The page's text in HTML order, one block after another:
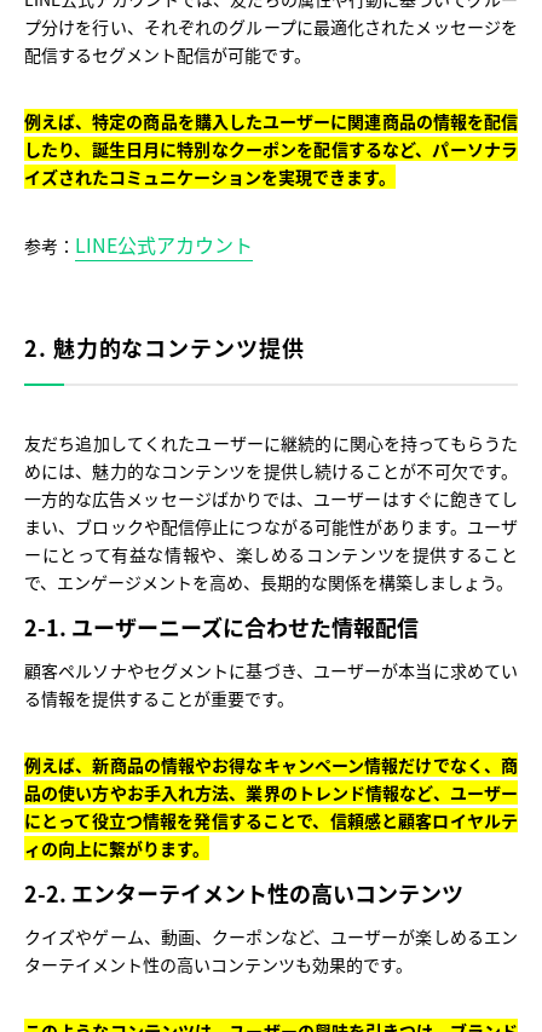
プ分けを行い、それぞれのグループに最適化されたメッセージを
配信するセグメント配信が可能です。
例えば、特定の商品を購入したユーザーに関連商品の情報を配信
したり、誕生日月に特別なクーポンを配信するなど、パーソナラ
イズされたコミュニケーションを実現できます。
参考： LINE公式アカウント
2. 魅力的なコンテンツ提供
友だち追加してくれたユーザーに継続的に関心を持ってもらうた
めには、魅力的なコンテンツを提供し続けることが不可欠です。
一方的な広告メッセージばかりでは、ユーザーはすぐに飽きてし
まい、ブロックや配信停止につながる可能性があります。ユーザ
ーにとって有益な情報や、楽しめるコンテンツを提供すること
で、エンゲージメントを高め、長期的な関係を構築しましょう。
2-1. ユーザーニーズに合わせた情報配信
顧客ペルソナやセグメントに基づき、ユーザーが本当に求めてい
る情報を提供することが重要です。
例えば、新商品の情報やお得なキャンペーン情報だけでなく、商
品の使い方やお手入れ方法、業界のトレンド情報など、ユーザー
にとって役立つ情報を発信することで、信頼感と顧客ロイヤルテ
ィの向上に繋がります。
2-2. エンターテイメント性の高いコンテンツ
クイズやゲーム、動画、クーポンなど、ユーザーが楽しめるエン
ターテイメント性の高いコンテンツも効果的です。